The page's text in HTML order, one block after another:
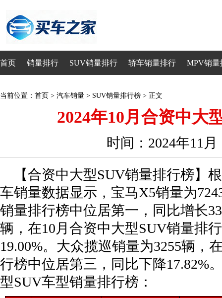
首页 销量排行 SUV销量排行 轿车销量排行 MPV销量
当前位置： 首页 > 汽车销量 > SUV销量排行榜 > 正文
2024年10月合资中大
时间：2024年11
【合资中大型SUV销量排行榜】
车销量数据显示，宝马X5销量为
销量排行榜中位居第一，同比增长
辆，在10月合资中大型SUV销量排
19.00%。大众揽巡销量为3255辆，
行榜中位居第三，同比下降17.82%
型SUV车型销量排行榜：